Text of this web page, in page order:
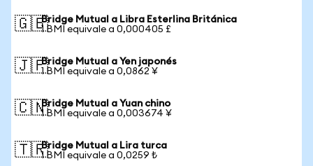
🇬🇧Bridge Mutual a Libra Esterlina Británica
1 BMI equivale a 0,000405 £
🇯🇵Bridge Mutual a Yen japonés
1 BMI equivale a 0,0862 ¥
🇨🇳Bridge Mutual a Yuan chino
1 BMI equivale a 0,003674 ¥
🇹🇷Bridge Mutual a Lira turca
1 BMI equivale a 0,0259 ₺